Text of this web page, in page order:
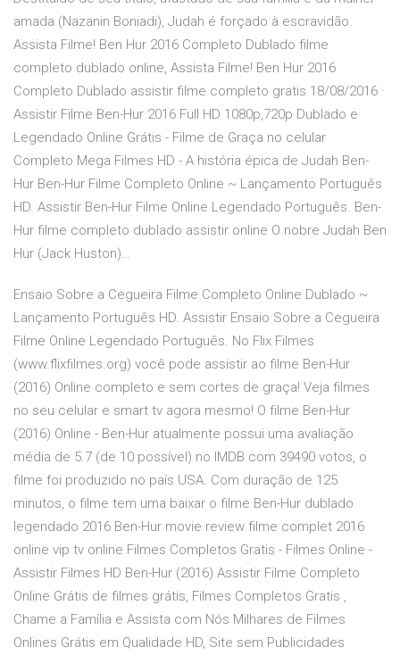
amada (Nazanin Boniadi), Judah é forçado à escravidão.
Assista Filme! Ben Hur 2016 Completo Dublado filme
completo dublado online, Assista Filme! Ben Hur 2016
Completo Dublado assistir filme completo gratis 18/08/2016 ·
Assistir Filme Ben-Hur 2016 Full HD 1080p,720p Dublado e
Legendado Online Grátis - Filme de Graça no celular
Completo Mega Filmes HD - A história épica de Judah Ben-
Hur Ben-Hur Filme Completo Online ~ Lançamento Português
HD. Assistir Ben-Hur Filme Online Legendado Português. Ben-
Hur filme completo dublado assistir online O nobre Judah Ben
Hur (Jack Huston)…
Ensaio Sobre a Cegueira Filme Completo Online Dublado ~
Lançamento Português HD. Assistir Ensaio Sobre a Cegueira
Filme Online Legendado Português. No Flix Filmes
(www.flixfilmes.org) você pode assistir ao filme Ben-Hur
(2016) Online completo e sem cortes de graça! Veja filmes
no seu celular e smart tv agora mesmo! O filme Ben-Hur
(2016) Online - Ben-Hur atualmente possui uma avaliação
média de 5.7 (de 10 possível) no IMDB com 39490 votos, o
filme foi produzido no país USA. Com duração de 125
minutos, o filme tem uma baixar o filme Ben-Hur dublado
legendado 2016 Ben-Hur movie review filme complet 2016
online vip tv online Filmes Completos Gratis - Filmes Online -
Assistir Filmes HD Ben-Hur (2016) Assistir Filme Completo
Online Grátis de filmes grátis, Filmes Completos Gratis ,
Chame a Família e Assista com Nós Milhares de Filmes
Onlines Grátis em Qualidade HD, Site sem Publicidades